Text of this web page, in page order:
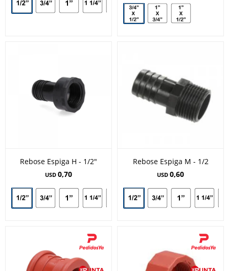
Rebose Espiga H - 1/2"
USD 0,70
Rebose Espiga M - 1/2
USD 0,60